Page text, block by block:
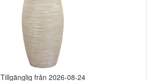
Tillgänglig från 2026-08-24